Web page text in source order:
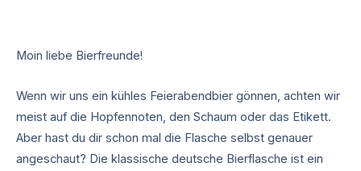
Moin liebe Bierfreunde!
Wenn wir uns ein kühles Feierabendbier gönnen, achten wir
meist auf die Hopfennoten, den Schaum oder das Etikett.
Aber hast du dir schon mal die Flasche selbst genauer
angeschaut? Die klassische deutsche Bierflasche ist ein